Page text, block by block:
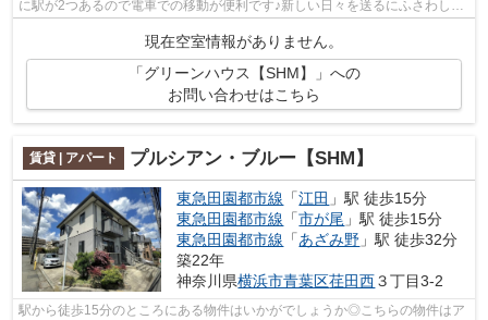
に駅が2つあるので電車での移動が便利です♪新しい日々を送るにふさわし
い、きれいな室内です♪横浜市青葉区やブ...
現在空室情報がありません。
「グリーンハウス【SHM】」への
お問い合わせはこちら
賃貸 | アパート プルシアン・ブルー【SHM】
東急田園都市線 「江田 」駅 徒歩15分
東急田園都市線 「市が尾 」駅 徒歩15分
東急田園都市線 「あざみ野 」駅 徒歩32分
築22年
神奈川県横浜市青葉区荏田西３丁目3-2
駅から徒歩15分のところにある物件はいかがでしょうか◎こちらの物件はア